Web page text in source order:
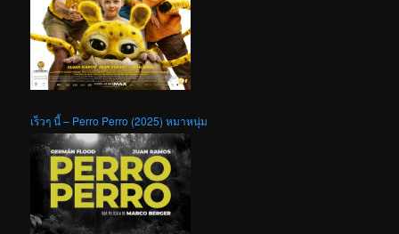
เร็วๆ นี้ – Perro Perro (2025) หมาหนุ่ม